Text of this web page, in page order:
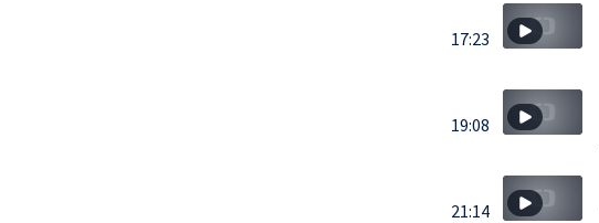
17:23
19:08
21:14